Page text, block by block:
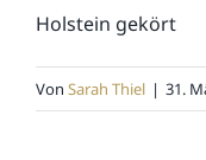
Holstein gekört
Von Sarah Thiel | 31.